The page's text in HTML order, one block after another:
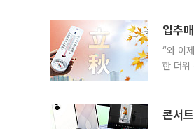
입추
“와 이
한 더위
콘서